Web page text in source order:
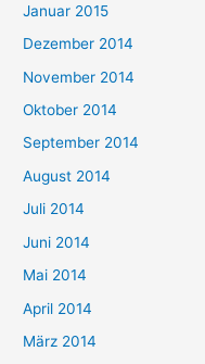
Januar 2015
Dezember 2014
November 2014
Oktober 2014
September 2014
August 2014
Juli 2014
Juni 2014
Mai 2014
April 2014
März 2014